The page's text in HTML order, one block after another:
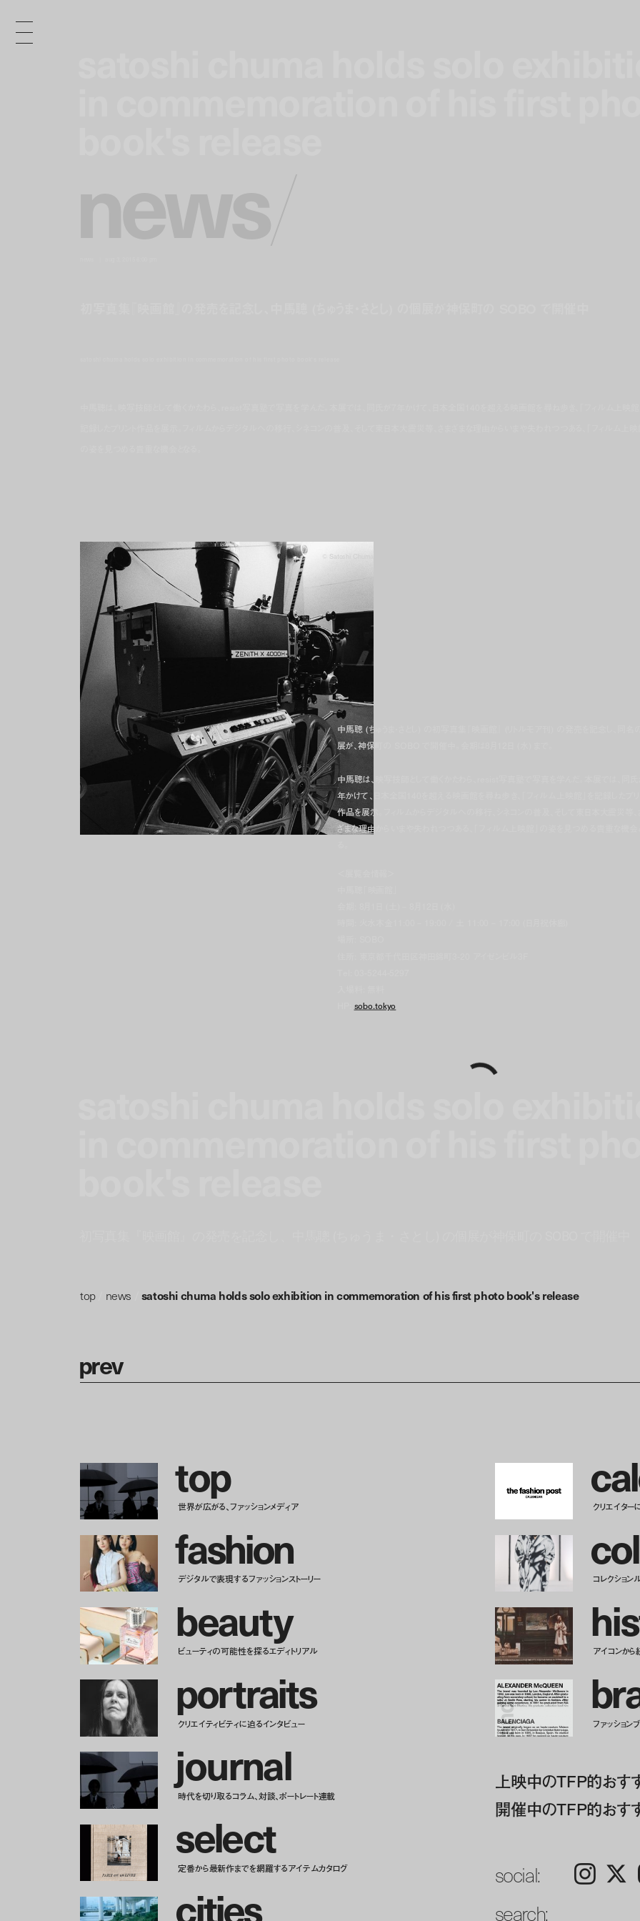
© Satoshi Chuma
中馬聰 (ちゅうま・さとし) の初写真集『映画館』 (リトルモア刊) の発売を記念し、同名の
展が、神保町の SOBO で開催中。会期は8月12日 (水) まで。
中馬聰は、映写技師として働くかたわら、resist写真塾で写真を学んだ。本展では、同氏
年かけて、日本全国140を超える映画館を尋ね歩き、「フィルム上映館」を記録したプリン
作品を展示。フィルムからデジタルへの移行、シネコンの普及、そして東日本大震災等、さ
ざまな理由からいまや失われつつある、「フィルム上映館」の姿を見つめる貴重な機会と
sobo.tokyo
top/ news satoshi chuma holds solo exhibition in commemoration of his first photo book's release
prev
top
世界が広がる、ファッションメディア
fashion
デジタルで表現するファッションストーリー
beauty
ビューティの可能性を探るエディトリアル
portraits
クリエイティビティに迫るインタビュー
journal
時代を切り取るコラム、対談、ポートレート連載
select
定番から最新作までを網羅するアイテムカタログ
cities
cal
クリエイター
col
コレクション
his
アイコンから
br
ファッション
上映中のTFP的おす
開催中のTFP的おす
social: Instagram 𝕏
search: